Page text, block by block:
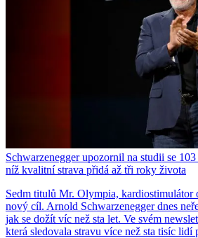
Schwarzenegger upozornil na studii se
níž kvalitní strava přidá až tři roky života
Sedm titulů Mr. Olympia, kardiostimulátor
nový cíl. Arnold Schwarzenegger dnes
jak se dožít víc než sta let. Ve svém
která sledovala stravu více než sta tisíc lidí